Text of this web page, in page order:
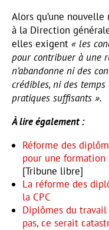
Alors qu’une
à la Direction
elles exigent « les
pour contribuer à une
n’abandonne ni des
crédibles, ni des
pratiques suffisants ».
À lire également :
Réforme des
pour une
[Tribune libre]
La réforme des
la CPC
Diplômes du
pas, ce serait